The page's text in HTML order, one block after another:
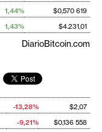
1,44%
$0,570 619
1,43% $4.231,01
DiarioBitcoin.com
-13,28%
$2,07
-9,21%
$0,136 558